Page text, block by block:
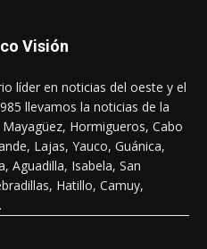
Visión
líder en noticias del oeste y el
llevamos la noticias de la
Hormigueros, Cabo
Lajas, Yauco, Guánica,
Aguadilla, Isabela, San
Hatillo, Camuy,